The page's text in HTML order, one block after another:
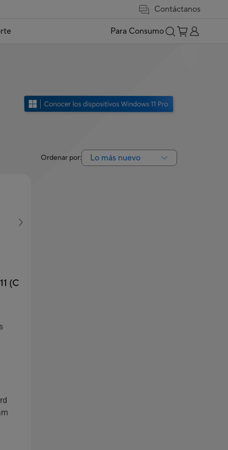
Contáctanos
Para Consumo
Ordenar por: Lo más nuevo
(C